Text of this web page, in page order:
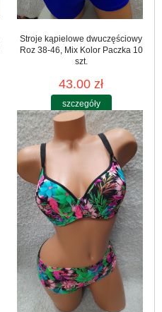
Stroje kąpielowe dwuczęściowy
Roz 38-46, Mix Kolor Paczka 10
szt.
43.00 zł
szczegóły